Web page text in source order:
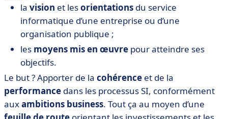
la vision et lesorientations du service
informatique d’une entreprise ou d’une
organisation publique ;
les moyens mis en œuvre pour atteindre ses
objectifs.
Le but ? Apporter de la cohérence et de la
performance dans les processus SI, conformément
auxambitions business. Tout ça au moyen d’une